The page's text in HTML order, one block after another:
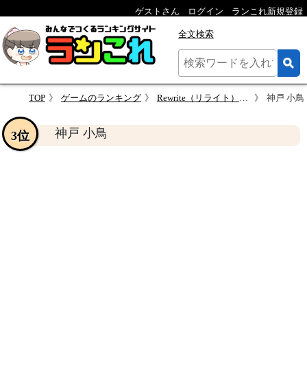
ゲストさん ログイン ランこれ新規登録
全文検索
TOP ゲームのランキング Rewrite（リライト）人気キャラクターランキング 神戸 小鳥
神戸 小鳥
3位